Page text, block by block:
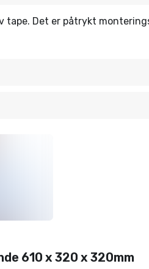
tape. Det er påtrykt
610 x 320 x 320mm